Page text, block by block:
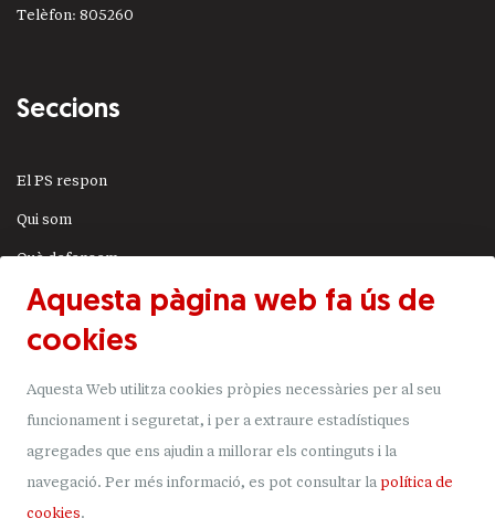
Telèfon: 805260
Seccions
El PS respon
Qui som
Què defensem
Actualitat
JSA
Uneix-t'hi
Donacions
Mapa del lloc
Aquesta pàgina web fa ús de
cookies
Aquesta Web utilitza cookies pròpies necessàries per al seu
funcionament i seguretat, i per a extraure estadístiques
agregades que ens ajudin a millorar els continguts i la
navegació. Per més informació, es pot consultar la política de
cookies.